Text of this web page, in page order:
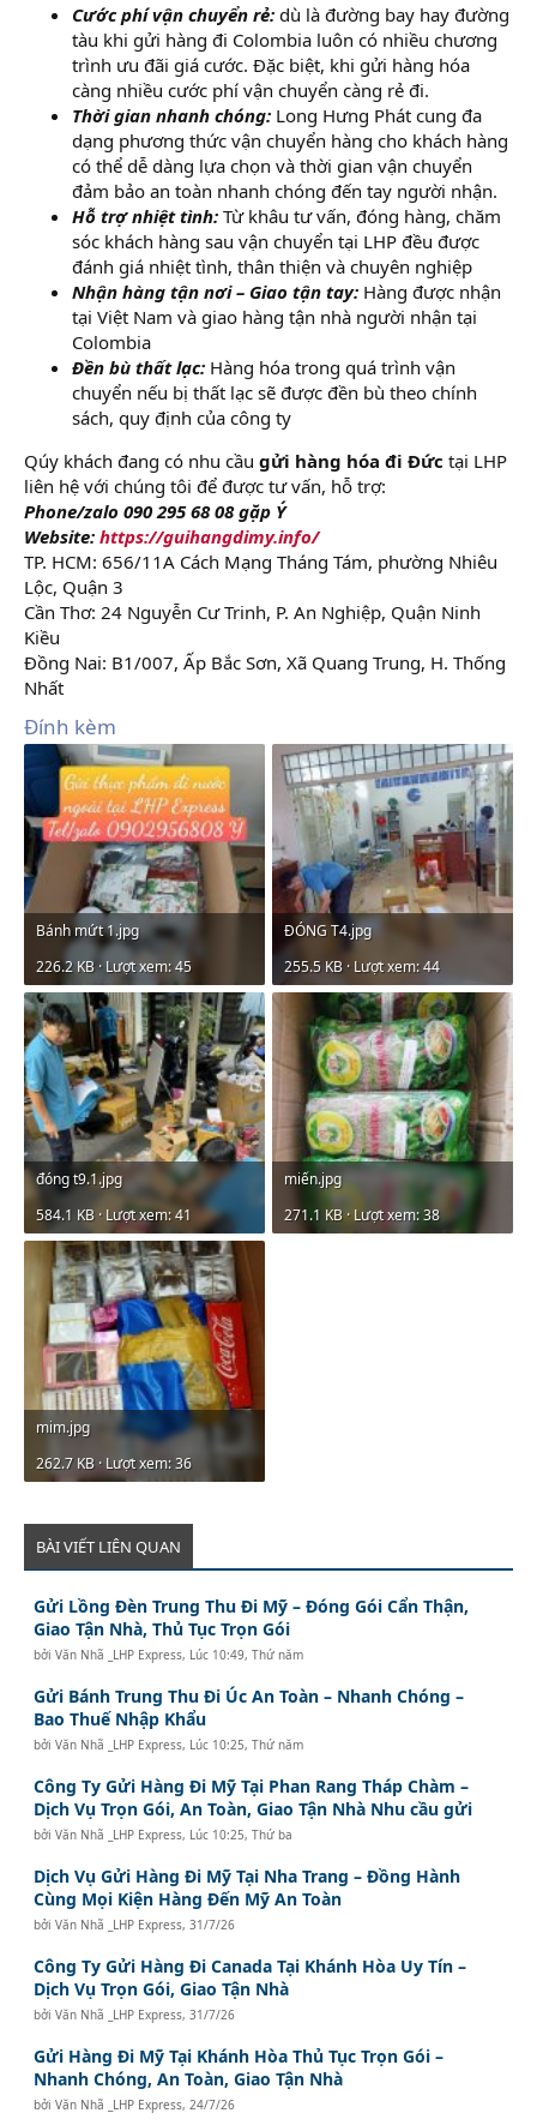
Cước phí vận chuyển rẻ: dù là đường bay hay đường
tàu khi gửi hàng đi Colombia luôn có nhiều chương
trình ưu đãi giá cước. Đặc biệt, khi gửi hàng hóa
càng nhiều cước phí vận chuyển càng rẻ đi.
Thời gian nhanh chóng: Long Hưng Phát cung đa
dạng phương thức vận chuyển hàng cho khách hàng
có thể dễ dàng lựa chọn và thời gian vận chuyển
đảm bảo an toàn nhanh chóng đến tay người nhận.
Hỗ trợ nhiệt tình: Từ khâu tư vấn, đóng hàng, chăm
sóc khách hàng sau vận chuyển tại LHP đều được
đánh giá nhiệt tình, thân thiện và chuyên nghiệp
Nhận hàng tận nơi – Giao tận tay: Hàng được nhận
tại Việt Nam và giao hàng tận nhà người nhận tại
Colombia
Đền bù thất lạc: Hàng hóa trong quá trình vận
chuyển nếu bị thất lạc sẽ được đền bù theo chính
sách, quy định của công ty
Qúy khách đang có nhu cầu gửi hàng hóa đi Đức tại LHP
liên hệ với chúng tôi để được tư vấn, hỗ trợ:
Phone/zalo 090 295 68 08 gặp Ý
Website: https://guihangdimy.info/
TP. HCM: 656/11A Cách Mạng Tháng Tám, phường Nhiêu
Lộc, Quận 3
Cần Thơ: 24 Nguyễn Cư Trinh, P. An Nghiệp, Quận Ninh
Kiều
Đồng Nai: B1/007, Ấp Bắc Sơn, Xã Quang Trung, H. Thống
Nhất
Đính kèm
Bánh mứt 1.jpg
226.2 KB · Lượt xem: 45
ĐÓNG T4.jpg
255.5 KB · Lượt xem: 44
đóng t9.1.jpg
584.1 KB · Lượt xem: 41
miến.jpg
271.1 KB · Lượt xem: 38
mim.jpg
262.7 KB · Lượt xem: 36
BÀI VIẾT LIÊN QUAN
Gửi Lồng Đèn Trung Thu Đi Mỹ – Đóng Gói Cẩn Thận,
Giao Tận Nhà, Thủ Tục Trọn Gói
bởiVăn Nhã _LHP Express, Lúc 10:49, Thứ năm
Gửi Bánh Trung Thu Đi Úc An Toàn – Nhanh Chóng –
Bao Thuế Nhập Khẩu
bởiVăn Nhã _LHP Express, Lúc 10:25, Thứ năm
Công Ty Gửi Hàng Đi Mỹ Tại Phan Rang Tháp Chàm –
Dịch Vụ Trọn Gói, An Toàn, Giao Tận Nhà Nhu cầu gửi
bởiVăn Nhã _LHP Express, Lúc 10:25, Thứ ba
Dịch Vụ Gửi Hàng Đi Mỹ Tại Nha Trang – Đồng Hành
Cùng Mọi Kiện Hàng Đến Mỹ An Toàn
bởiVăn Nhã _LHP Express,31/7/26
Công Ty Gửi Hàng Đi Canada Tại Khánh Hòa Uy Tín –
Dịch Vụ Trọn Gói, Giao Tận Nhà
bởiVăn Nhã _LHP Express,31/7/26
Gửi Hàng Đi Mỹ Tại Khánh Hòa Thủ Tục Trọn Gói –
Nhanh Chóng, An Toàn, Giao Tận Nhà
bởiVăn Nhã _LHP Express,24/7/26